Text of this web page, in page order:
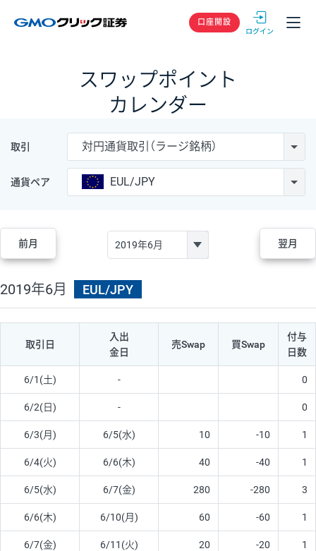
GMOクリック
口座開設
スワップポイント
カレンダー
取引 対円通貨取引（ラージ銘柄）
通貨ペア EUL/JPY
前月 翌月
2019年6月 EUL/JPY
取引日
入出
金日
売Swap 買Swap
付与
日数
6/1(土) - 0
6/2(日) - 0
6/3(月) 6/5(水) 10 -10 1
6/4(火) 6/6(木) 40 -40 1
6/5(水) 6/7(金) 280 -280 3
6/6(木) 6/10(月) 60 -60 1
6/7(金) 6/11(火) 20 -20 1